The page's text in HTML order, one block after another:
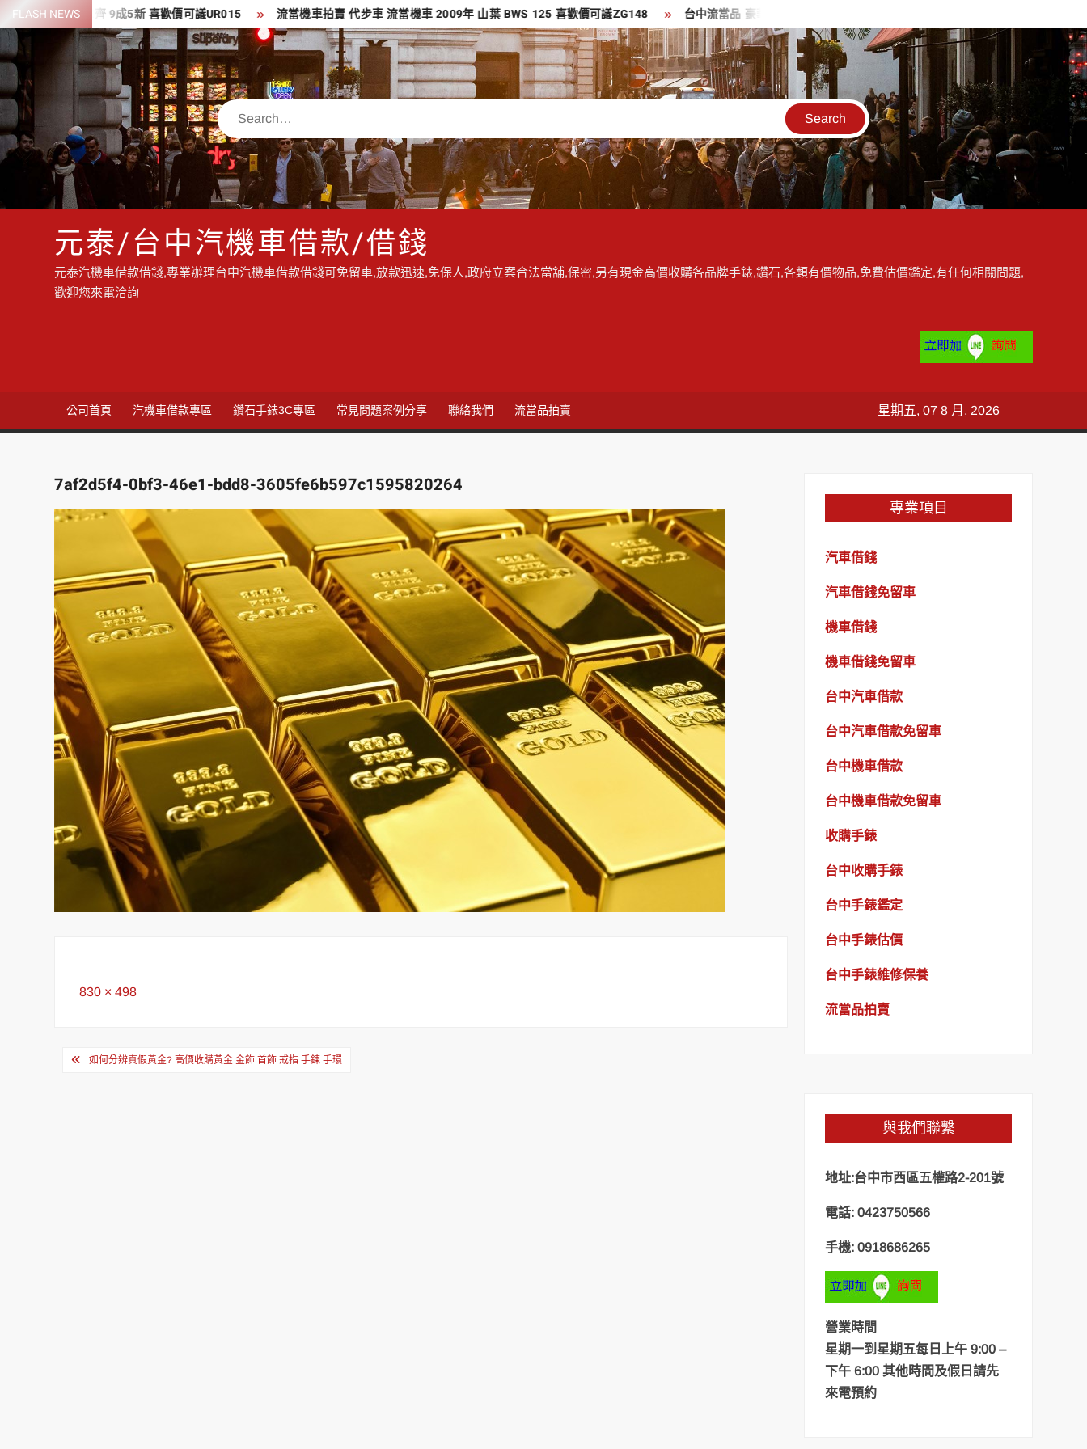
Skip
to
content
FLASH NEWS
水鬼 盒單齊 9成5新 喜歡價可議UR015 流當機車拍賣 代步車 流當機車 2009年 山葉 BWS 125 喜歡價可議ZG148 台中流當品 豪華 2.1克拉 G色 K金 鑽墬 喜歡價可議ZS263
Search
元泰/台中汽機車借款/借錢
元泰汽機車借款借錢,專業辦理台中汽機車借款借錢可免留車,放款迅速,免保人,政府立案合法當舖,保密,另有現金高價收購各品牌手錶,鑽石,各類有價物品,免費估價鑑定,有任何相關問題,
歡迎您來電洽詢
公司首頁 汽機車借款專區 鑽石手錶3C專區 常見問題案例分享 聯絡我們 流當品拍賣 星期五, 07 8 月, 2026
7af2d5f4-0bf3-46e1-bdd8-3605fe6b597c1595820264
Full
830 × 498
文 如何分辨真假黃金? 高價收購黃金 金飾 首飾 戒指 手鍊 手環
專業項目
汽車借錢
汽車借錢免留車
機車借錢
機車借錢免留車
台中汽車借款
台中汽車借款免留車
台中機車借款
台中機車借款免留車
收購手錶
台中收購手錶
台中手錶鑑定
台中手錶估價
台中手錶維修保養
流當品拍賣
與我們聯繫
地址:台中市西區五權路2-201號
電話: 0423750566
手機: 0918686265
營業時間
星期一到星期五每日上午 9:00 –
下午 6:00 其他時間及假日請先
來電預約